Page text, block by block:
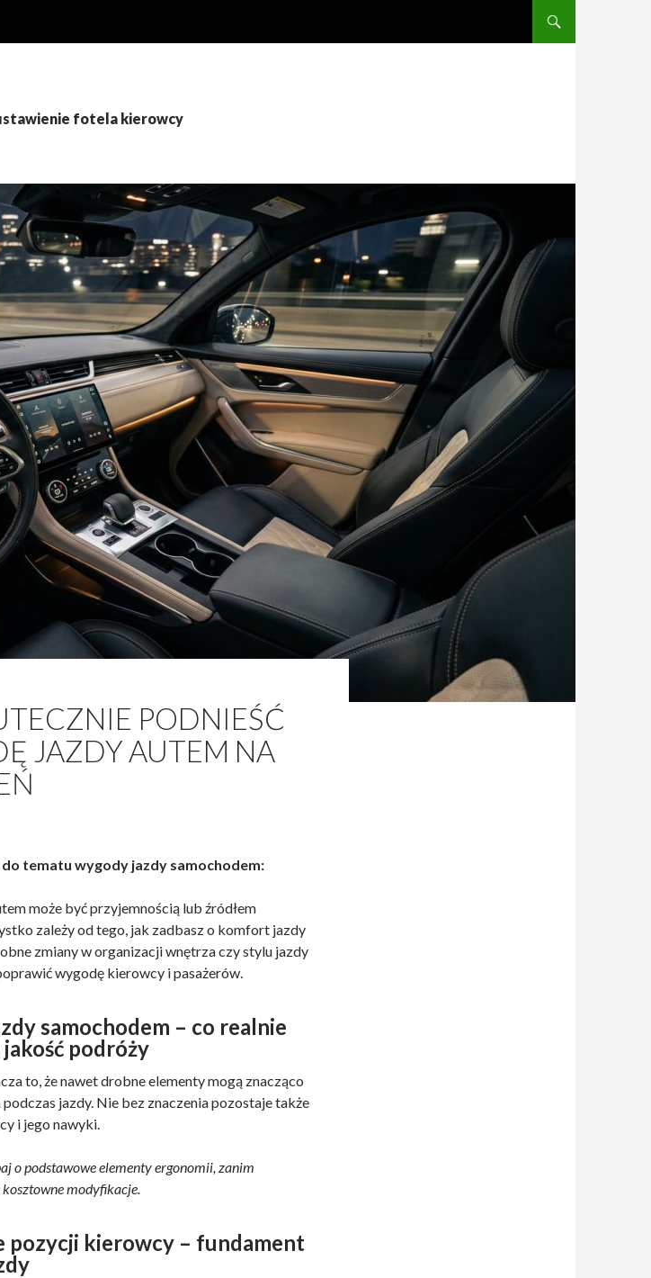
fotela kierowcy
PODNIEŚĆ
JAZDY AUTEM NA
tematu wygody jazdy samochodem:
może być przyjemnością lub źródłem
zależy od tego, jak zadbasz o komfort jazdy
zmiany w organizacji wnętrza czy stylu jazdy
wygodę kierowcy i pasażerów.
samochodem – co realnie
jakość podróży
to, że nawet drobne elementy mogą znacząco
jazdy. Nie bez znaczenia pozostaje także
i jego nawyki.
o podstawowe elementy ergonomii, zanim
kosztowne modyfikacje.
pozycji kierowcy – fundament